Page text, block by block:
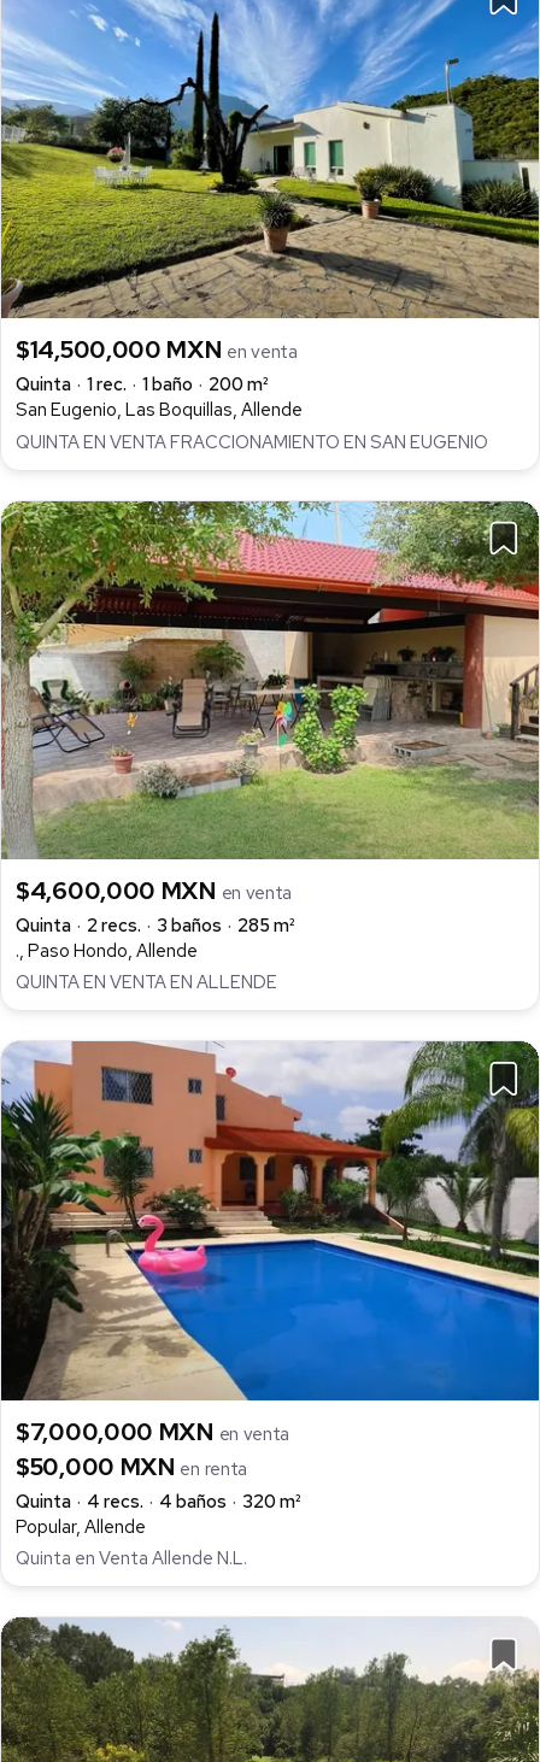
$14,500,000 MXN en venta
Quinta
1 rec. 1 baño
200 m²
San Eugenio, Las Boquillas, Allende
QUINTA EN VENTA FRACCIONAMIENTO EN SAN EUGENIO
$4,600,000 MXN en venta
Quinta
2 recs. 3 baños
285 m²
., Paso Hondo, Allende
QUINTA EN VENTA EN ALLENDE
$7,000,000 MXN en venta
$50,000 MXN en renta
Quinta
4 recs. 4 baños
320 m²
Popular, Allende
Quinta en Venta Allende N.L.